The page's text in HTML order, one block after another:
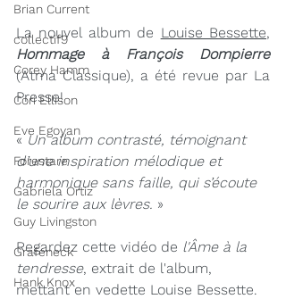
Brian Current
collectif9
Corey Hamm
Cori Ellison
Eve Egoyan
Forestare
Gabriela Ortiz
Guy Livingston
Grafeneck
Hank Knox
La nouvel album de Louise Bessette
Hommage à François Dompierre
(Atma Classique), a été revue par La
Presse!
« Un album contrasté, témoignant
d’une inspiration mélodique et
harmonique sans faille, qui s’écoute
le sourire aux lèvres. »
Regardez cette vidéo de l'Âme à la
tendresse, extrait de l'album,
mettant en vedette Louise Bessette.